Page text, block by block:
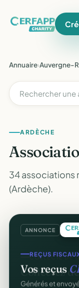
Annuaire›Auvergne-
ARDÈCHE
34 associations
(Ardèche).
ANNONCE
REÇUS
Vos reçus
Générés et